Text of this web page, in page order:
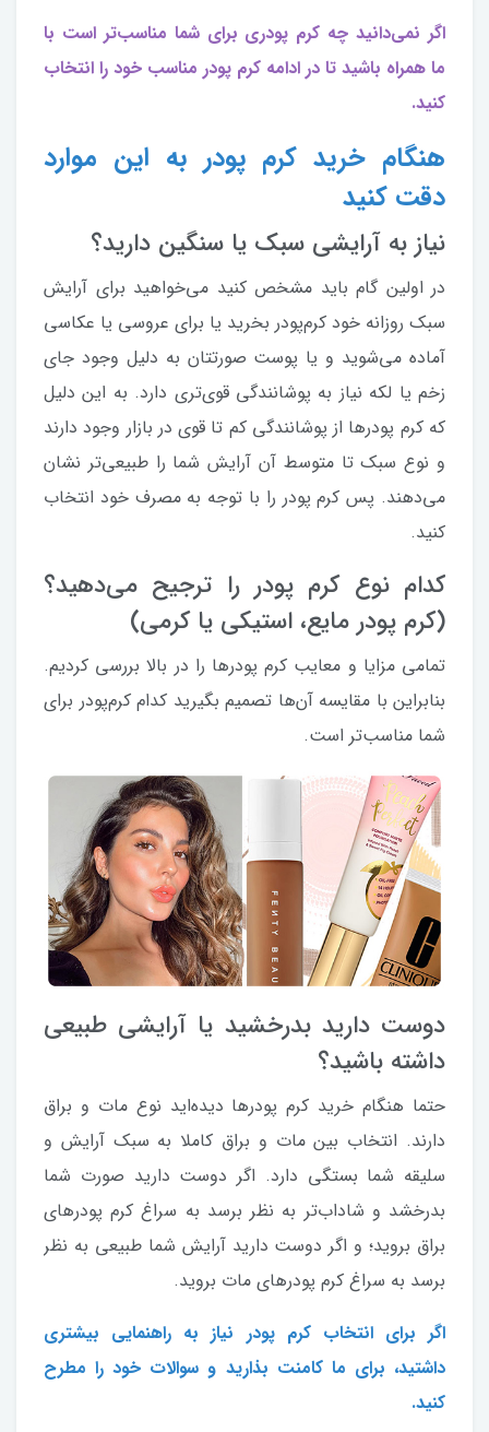
اگر نمی‌دانید چه کرم پودری برای شما مناسب‌تر است با
ما همراه باشید تا در ادامه کرم پودر مناسب خود را انتخاب
کنید.
هنگام خرید کرم پودر به این موارد
دقت کنید
نیاز به آرایشی سبک یا سنگین دارید؟
در اولین گام باید مشخص کنید می‌خواهید برای آرایش
سبک روزانه خود کرم‌پودر بخرید یا برای عروسی یا عکاسی
آماده می‌شوید و یا پوست صورتتان به دلیل وجود جای
زخم یا لکه نیاز به پوشانندگی قوی‌تری دارد. به این دلیل
که کرم پودرها از پوشانندگی کم تا قوی در بازار وجود دارند
و نوع سبک تا متوسط آن آرایش شما را طبیعی‌تر نشان
می‌دهند. پس کرم پودر را با توجه به مصرف خود انتخاب
کنید.
کدام نوع کرم پودر را ترجیح می‌دهید؟
(کرم پودر مایع، استیکی یا کرمی)
تمامی مزایا و معایب کرم پودرها را در بالا بررسی کردیم.
بنابراین با مقایسه آن‌ها تصمیم بگیرید کدام کرم‌پودر برای
شما مناسب‌تر است.
دوست دارید بدرخشید یا آرایشی طبیعی
داشته باشید؟
حتما هنگام خرید کرم پودرها دیده‌اید نوع مات و براق
دارند. انتخاب بین مات و براق کاملا به سبک آرایش و
سلیقه شما بستگی دارد. اگر دوست دارید صورت شما
بدرخشد و شاداب‌تر به نظر برسد به سراغ کرم پودرهای
براق بروید؛ و اگر دوست دارید آرایش شما طبیعی به نظر
برسد به سراغ کرم پودرهای مات بروید.
اگر برای انتخاب کرم پودر نیاز به راهنمایی بیشتری
داشتید، برای ما کامنت بذارید و سوالات خود را مطرح
کنید.